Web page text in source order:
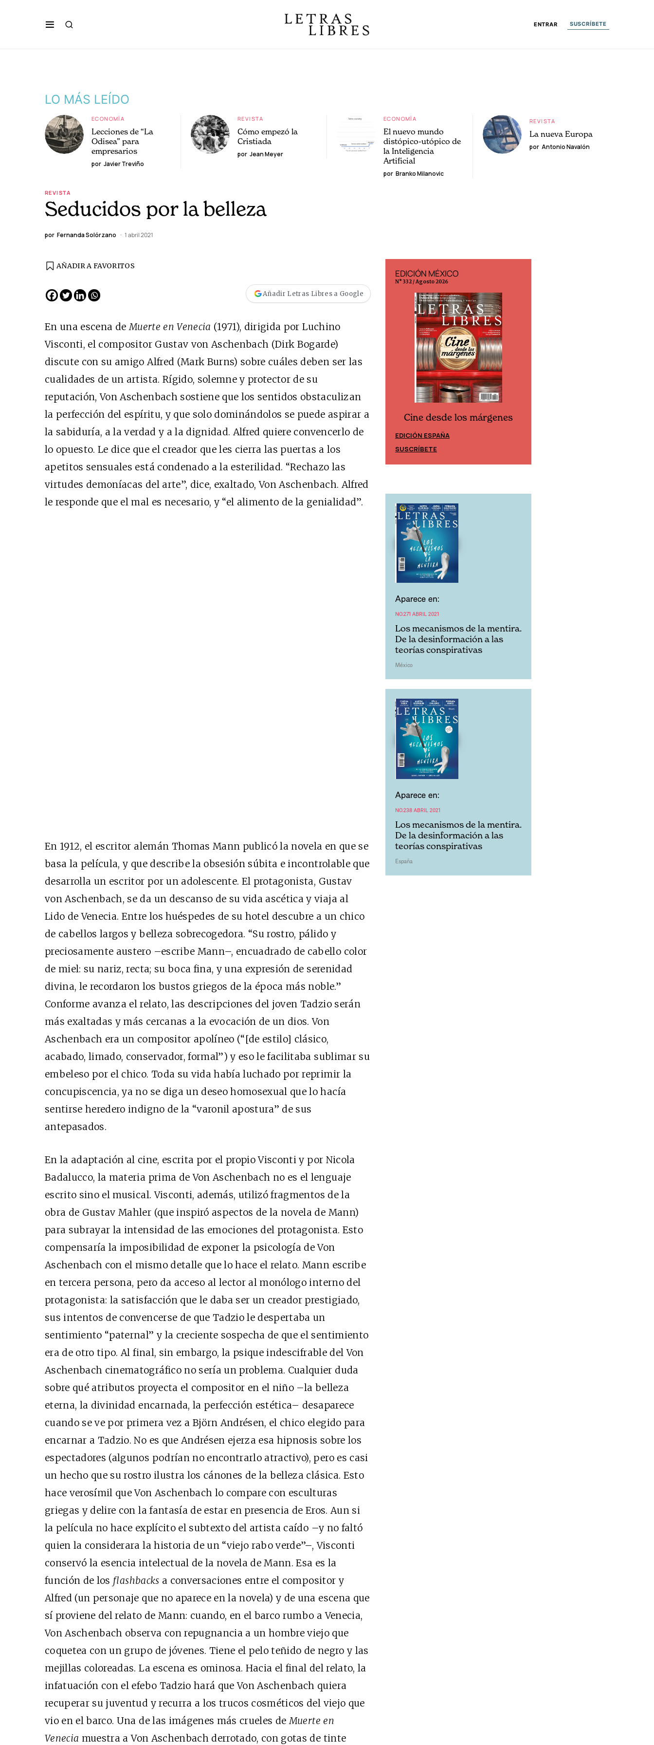
ENTRAR SUSCRÍBETE
LO MÁS LEÍDO
ECONOMÍA
Lecciones de “La
Odisea” para
empresarios
por Javier Treviño
REVISTA
Cómo empezó la
Cristiada
por Jean Meyer
ECONOMÍA
El nuevo mundo
distópico-utópico de
la Inteligencia
Artificial
por Branko Milanovic
REVISTA
La nueva Europa
por Antonio Navalón
REVISTA
Seducidos por la belleza
por Fernanda Solórzano 1 abril 2021
AÑADIR A FAVORITOS
Añadir Letras Libres a Google
En una escena deMuerte en Venecia (1971), dirigida por Luchino
Visconti, el compositor Gustav von Aschenbach (Dirk Bogarde)
discute con su amigo Alfred (Mark Burns) sobre cuáles deben ser las
cualidades de un artista. Rígido, solemne y protector de su
reputación, Von Aschenbach sostiene que los sentidos obstaculizan
la perfección del espíritu, y que solo dominándolos se puede aspirar a
la sabiduría, a la verdad y a la dignidad. Alfred quiere convencerlo de
lo opuesto. Le dice que el creador que les cierra las puertas a los
apetitos sensuales está condenado a la esterilidad. “Rechazo las
virtudes demoníacas del arte”, dice, exaltado, Von Aschenbach. Alfred
le responde que el mal es necesario, y “el alimento de la genialidad”.
En 1912, el escritor alemán Thomas Mann publicó la novela en que se
basa la película, y que describe la obsesión súbita e incontrolable que
desarrolla un escritor por un adolescente. El protagonista, Gustav
von Aschenbach, se da un descanso de su vida ascética y viaja al
Lido de Venecia. Entre los huéspedes de su hotel descubre a un chico
de cabellos largos y belleza sobrecogedora. “Su rostro, pálido y
preciosamente austero –escribe Mann–, encuadrado de cabello color
de miel: su nariz, recta; su boca fina, y una expresión de serenidad
divina, le recordaron los bustos griegos de la época más noble.”
Conforme avanza el relato, las descripciones del joven Tadzio serán
más exaltadas y más cercanas a la evocación de un dios. Von
Aschenbach era un compositor apolíneo (“[de estilo] clásico,
acabado, limado, conservador, formal”) y eso le facilitaba sublimar su
embeleso por el chico. Toda su vida había luchado por reprimir la
concupiscencia, ya no se diga un deseo homosexual que lo hacía
sentirse heredero indigno de la “varonil apostura” de sus
antepasados.
En la adaptación al cine, escrita por el propio Visconti y por Nicola
Badalucco, la materia prima de Von Aschenbach no es el lenguaje
escrito sino el musical. Visconti, además, utilizó fragmentos de la
obra de Gustav Mahler (que inspiró aspectos de la novela de Mann)
para subrayar la intensidad de las emociones del protagonista. Esto
compensaría la imposibilidad de exponer la psicología de Von
Aschenbach con el mismo detalle que lo hace el relato. Mann escribe
en tercera persona, pero da acceso al lector al monólogo interno del
protagonista: la satisfacción que le daba ser un creador prestigiado,
sus intentos de convencerse de que Tadzio le despertaba un
sentimiento “paternal” y la creciente sospecha de que el sentimiento
era de otro tipo. Al final, sin embargo, la psique indescifrable del Von
Aschenbach cinematográfico no sería un problema. Cualquier duda
sobre qué atributos proyecta el compositor en el niño –la belleza
eterna, la divinidad encarnada, la perfección estética– desaparece
cuando se ve por primera vez a Björn Andrésen, el chico elegido para
encarnar a Tadzio. No es que Andrésen ejerza esa hipnosis sobre los
espectadores (algunos podrían no encontrarlo atractivo), pero es casi
un hecho que su rostro ilustra los cánones de la belleza clásica. Esto
hace verosímil que Von Aschenbach lo compare con esculturas
griegas y delire con la fantasía de estar en presencia de Eros. Aun si
la película no hace explícito el subtexto del artista caído –y no faltó
quien la considerara la historia de un “viejo rabo verde”–, Visconti
conservó la esencia intelectual de la novela de Mann. Esa es la
función de los flashbacks a conversaciones entre el compositor y
Alfred (un personaje que no aparece en la novela) y de una escena que
sí proviene del relato de Mann: cuando, en el barco rumbo a Venecia,
Von Aschenbach observa con repugnancia a un hombre viejo que
coquetea con un grupo de jóvenes. Tiene el pelo teñido de negro y las
mejillas coloreadas. La escena es ominosa. Hacia el final del relato, la
infatuación con el efebo Tadzio hará que Von Aschenbach quiera
recuperar su juventud y recurra a los trucos cosméticos del viejo que
vio en el barco. Una de las imágenes más crueles deMuerte en
Venecia muestra a Von Aschenbach derrotado, con gotas de tinte
Cine desde los márgenes
EDICIÓN MÉXICO
SUSCRÍBETE
EDICIÓN MÉXICO
N° 332 / Agosto 2026
Cine desde los márgenes
EDICIÓN ESPAÑA
SUSCRÍBETE
Aparece en:
NO.271 ABRIL 2021
Los mecanismos de la mentira.
De la desinformación a las
teorías conspirativas
México
Aparece en:
NO.238 ABRIL 2021
Los mecanismos de la mentira.
De la desinformación a las
teorías conspirativas
España